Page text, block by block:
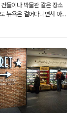
물이나 박물관 같은 장소
뉴욕은 걸어다니면서 아무